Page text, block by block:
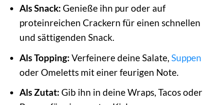
Als Snack: Genieße ihn pur oder auf
proteinreichen Crackern für einen schnellen
und sättigenden Snack.
Als Topping: Verfeinere deine Salate, Suppen
oder Omeletts mit einer feurigen Note.
Als Zutat: Gib ihn in deine Wraps, Tacos oder